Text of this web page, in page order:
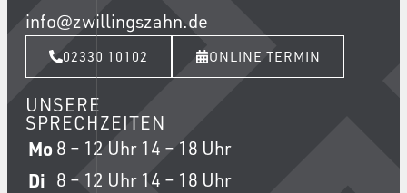
info@zwillingszahn.de
02330 10102 ONLINE TERMIN
UNSERE
SPRECHZEITEN
Mo 8 – 12 Uhr 14 – 18 Uhr
Di 8 – 12 Uhr 14 – 18 Uhr